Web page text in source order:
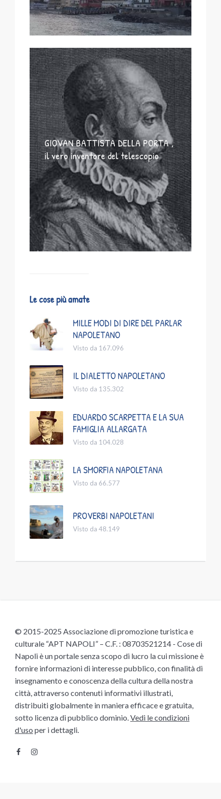
GIOVAN BATTISTA DELLA PORTA ,
il vero inventore del telescopio
Le cose più amate
MILLE MODI DI DIRE DEL PARLAR
NAPOLETANO
Visto da 167.096
IL DIALETTO NAPOLETANO
Visto da 135.302
EDUARDO SCARPETTA E LA SUA
FAMIGLIA ALLARGATA
Visto da 104.028
LA SMORFIA NAPOLETANA
Visto da 66.577
PROVERBI NAPOLETANI
Visto da 48.149
© 2015-2025 Associazione di promozione turistica e
culturale “APT NAPOLI” – C.F. : 08703521214 - Cose di
Napoli è un portale senza scopo di lucro la cui missione è
fornire informazioni di interesse pubblico, con finalità di
insegnamento e conoscenza della cultura della nostra
città, attraverso contenuti informativi illustrati,
distribuiti globalmente in maniera efficace e gratuita,
sotto licenza di pubblico dominio.Vedi le condizioni
d'uso per i dettagli.